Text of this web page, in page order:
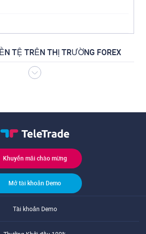
TỆ TRÊN THỊ TRƯỜNG FOREX
Khuyến mãi chào mừng
Mở tài khoản Demo
Tài khoản Demo